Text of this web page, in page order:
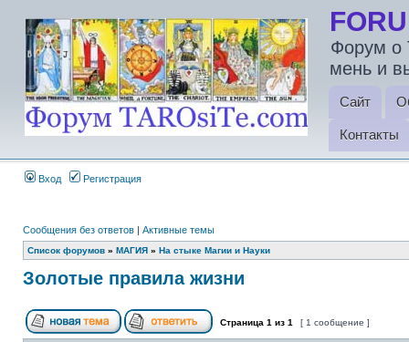
Форум о
мень и
Сайт
Контакты
Вход Регистрация
Сообщения без ответов | Активные темы
Список форумов » МАГИЯ » На стыке Магии и Науки
Золотые правила жизни
Страница 1 из 1 [ 1 сообщение ]